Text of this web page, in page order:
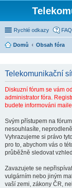
Rychlé odkazy FAQ
Domů Obsah fóra
Telekomunikační
Diskuzní fórum se vám
administrator fóra.
budete informováni
Svým přístupem na
nesouhlasíte,
Vyhrazujeme si právo
pro to, abychom vás o
průběžně sledovat
Zavazujete se
vulgárním nebo jiným
vaší zemi, zákony ČR,